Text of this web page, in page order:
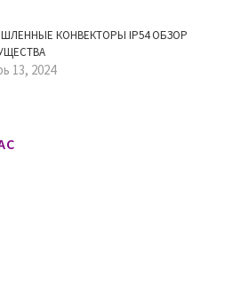
КОНВЕКТОРЫ IP54 ОБЗОР
13, 2024